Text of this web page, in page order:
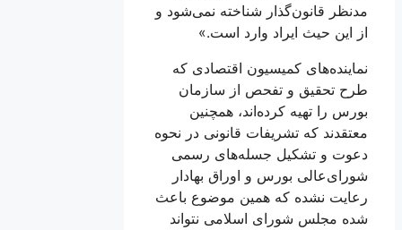
مدنظر قانون‌گذار شناخته نمی‌شود و
از این حیث ایراد وارد است.»
نماینده‌های کمیسیون اقتصادی که
طرح تحقیق و تفحص از سازمان
بورس را تهیه کرده‌اند، همچنین
معتقدند که تشریفات قانونی در نحوه
دعوت و تشکیل جسله‌های رسمی
شورای‌عالی بورس و اوراق بهادار
رعایت نشده که همین موضوع باعث
شده مجلس شورای اسلامی نتواند